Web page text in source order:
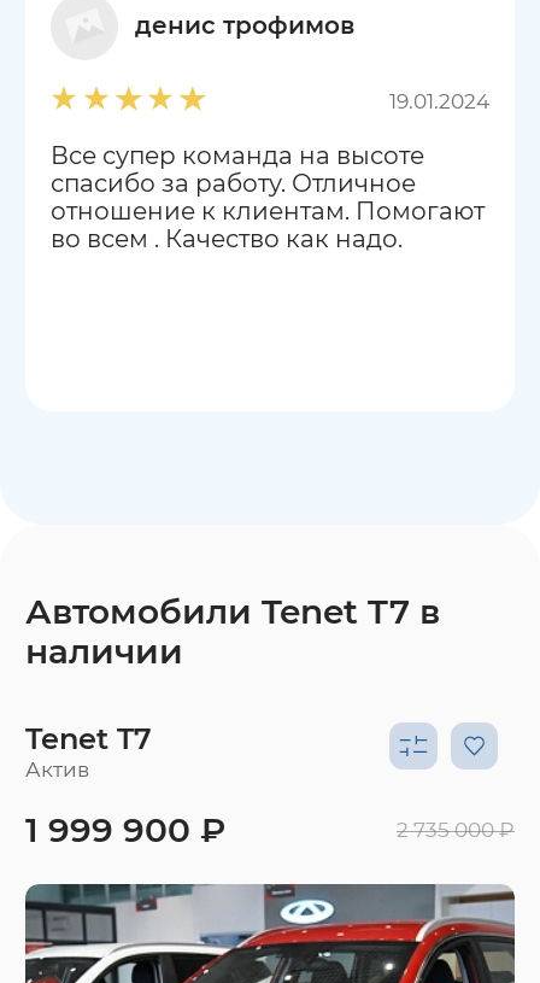
денис трофимов
19.01.2024
Все супер команда на высоте
спасибо за работу. Отличное
отношение к клиентам. Помогают
во всем . Качество как надо.
Автомобили Tenet T7 в
наличии
Tenet T7
Актив
1 999 900 ₽ 2 735 000 ₽